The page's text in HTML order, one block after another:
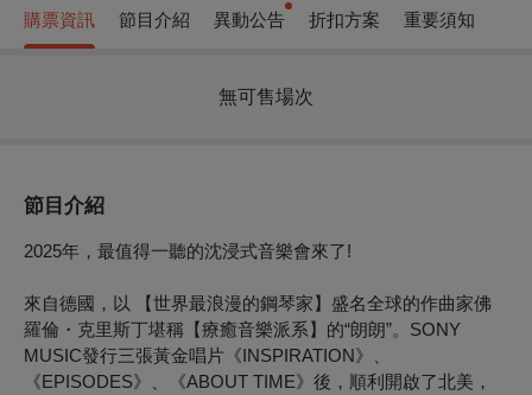
購票資訊 節目介紹 異動公告 折扣方案 重要須知
無可售場次
節目介紹
2025年，最值得一聽的沈浸式音樂會來了!
來自德國，以 【世界最浪漫的鋼琴家】盛名全球的作曲家佛
羅倫・克里斯丁堪稱【療癒音樂派系】的“朗朗”。SONY
MUSIC發行三張黃金唱片《INSPIRATION》、
《EPISODES》、《ABOUT TIME》後，順利開啟了北美，